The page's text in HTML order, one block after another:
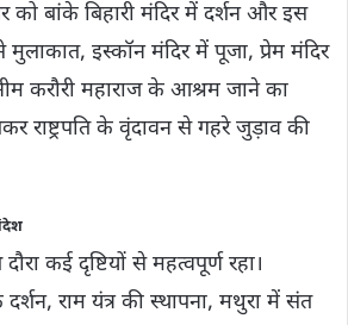
बांके बिहारी मंदिर में दर्शन और इस
मुलाकात, इस्कॉन मंदिर में पूजा, प्रेम मंदिर
करौरी महाराज के आश्रम जाने का
राष्ट्रपति के वृंदावन से गहरे जुड़ाव की
दौरा कई दृष्टियों से महत्वपूर्ण रहा।
राम यंत्र की स्थापना, मथुरा में संत